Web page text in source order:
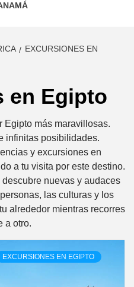
EXCURSIONES EN
en Egipto
Egipto más maravillosas.
infinitas posibilidades.
y excursiones en
a tu visita por este destino.
nuevas y audaces
las culturas y los
alrededor mientras recorres
a otro.
EXCURSIONES EN EGIPTO